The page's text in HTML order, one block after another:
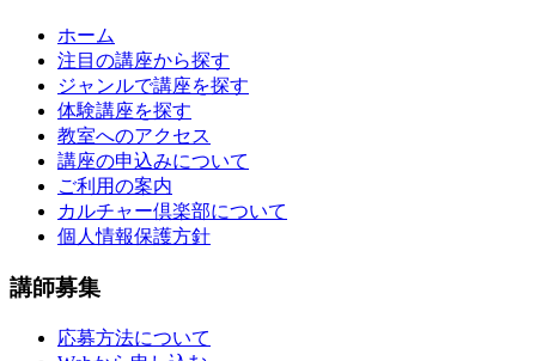
ホーム
注目の講座から探す
ジャンルで講座を探す
体験講座を探す
教室へのアクセス
講座の申込みについて
ご利用の案内
カルチャー倶楽部について
個人情報保護方針
講師募集
応募方法について